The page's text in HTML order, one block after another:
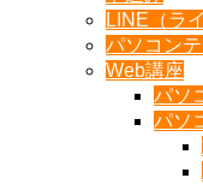
LINE（ラ
パソコン
Web講座
パソ
パソ